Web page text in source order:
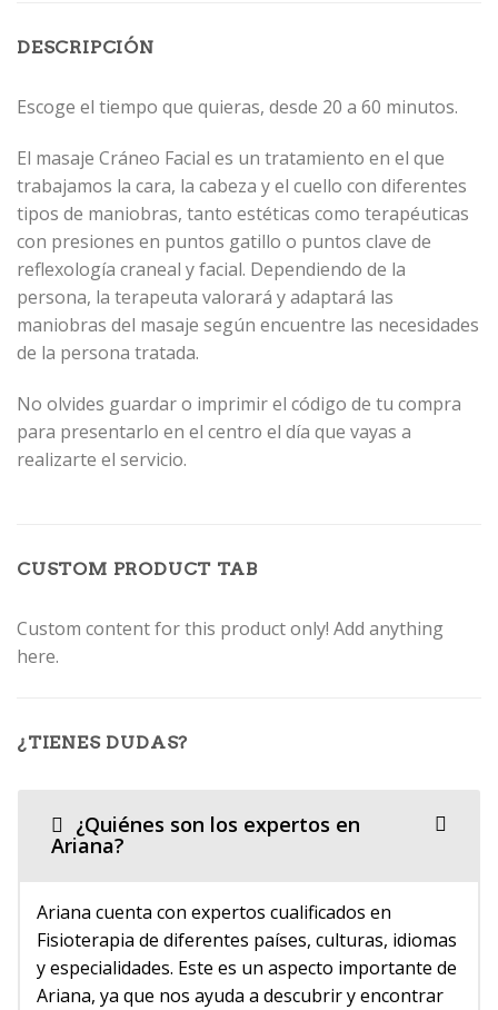
DESCRIPCIÓN
Escoge el tiempo que quieras, desde 20 a 60 minutos.
El masaje Cráneo Facial es un tratamiento en el que
trabajamos la cara, la cabeza y el cuello con diferentes
tipos de maniobras, tanto estéticas como terapéuticas
con presiones en puntos gatillo o puntos clave de
reflexología craneal y facial. Dependiendo de la
persona, la terapeuta valorará y adaptará las
maniobras del masaje según encuentre las necesidades
de la persona tratada.
No olvides guardar o imprimir el código de tu compra
para presentarlo en el centro el día que vayas a
realizarte el servicio.
CUSTOM PRODUCT TAB
Custom content for this product only! Add anything
here.
¿TIENES DUDAS?
¿Quiénes son los expertos en
Ariana?
Ariana cuenta con expertos cualificados en
Fisioterapia de diferentes países, culturas, idiomas
y especialidades. Este es un aspecto importante de
Ariana, ya que nos ayuda a descubrir y encontrar